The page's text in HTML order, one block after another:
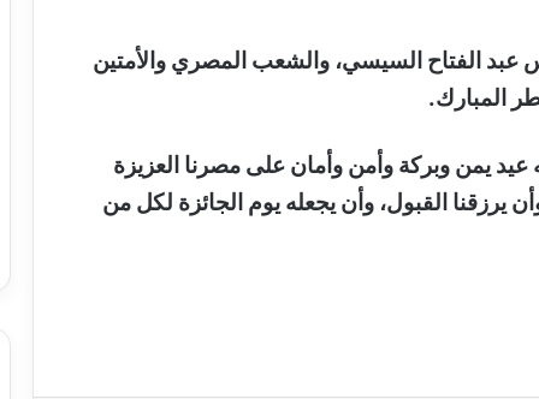
عبد الفتاح السيسي، والشعب المصري والأمتين
المبارك.
يمن وبركة وأمن وأمان على مصرنا العزيزة
يرزقنا القبول، وأن يجعله يوم الجائزة لكل من
الدين …. يكتب
القرن 21
سيف
الدين
ميلاد
جديد
مصطفى كامل سيف الدين …. يكتب
ميلاد جديد